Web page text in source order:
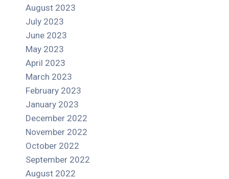
August 2023
July 2023
June 2023
May 2023
April 2023
March 2023
February 2023
January 2023
December 2022
November 2022
October 2022
September 2022
August 2022